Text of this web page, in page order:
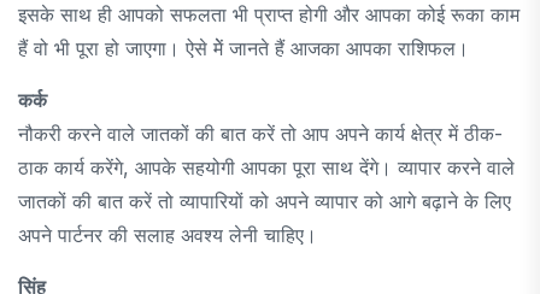
इसके साथ ही आपको सफलता भी प्राप्त होगी और आपका कोई रूका काम
हैं वो भी पूरा हो जाएगा। ऐसे मेें जानते हैं आजका आपका राशिफल।
कर्क
नौकरी करने वाले जातकों की बात करें तो आप अपने कार्य क्षेत्र में ठीक-
ठाक कार्य करेंगे, आपके सहयोगी आपका पूरा साथ देंगे। व्यापार करने वाले
जातकों की बात करें तो व्यापारियों को अपने व्यापार को आगे बढ़ाने के लिए
अपने पार्टनर की सलाह अवश्य लेनी चाहिए।
सिंह